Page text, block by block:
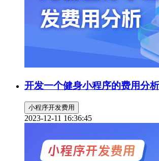
开发一个健身小程序的费用分析
小程序开发费用
2023-12-11 16:36:45